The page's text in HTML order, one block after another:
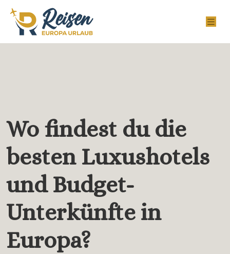
Wo findest du die
besten Luxushotels
und Budget-
Unterkünfte in
Europa?